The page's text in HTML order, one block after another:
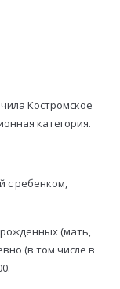
Костромское
категория.
с ребенком,
(мать,
(в том числе в